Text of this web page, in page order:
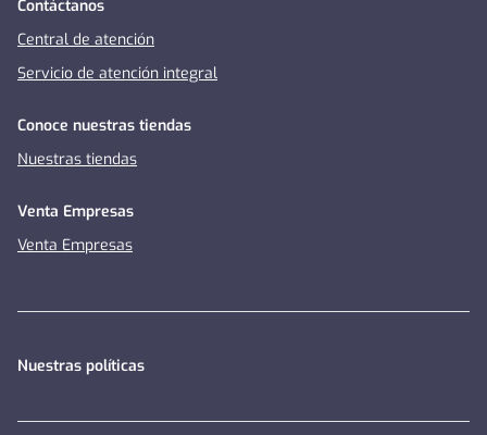
Contáctanos
Central de atención
Servicio de atención integral
Conoce nuestras tiendas
Nuestras tiendas
Venta Empresas
Venta Empresas
Nuestras políticas